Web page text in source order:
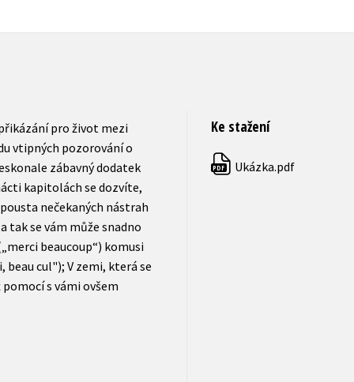
pro život mezi
vtipných pozorování o
zábavný dodatek
kapitolách se dozvíte,
nečekaných nástrah
tak se vám může snadno
beaucoup“) komusi
cul"); V zemi, která se
s vámi ovšem
Ke stažení
PDF Ukázka.pdf